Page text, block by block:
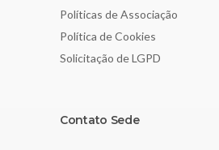
Políticas de Associação
Política de Cookies
Solicitação de LGPD
Contato Sede